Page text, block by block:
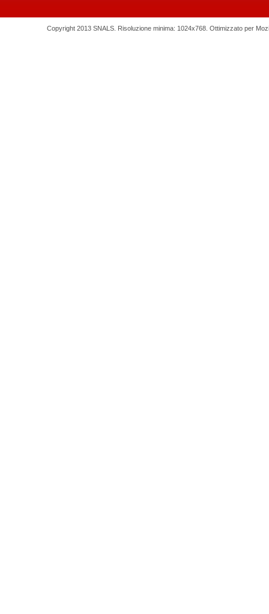
Copyright 2013 SNALS. Risoluzione minima: 1024x768. Ottimizzato per